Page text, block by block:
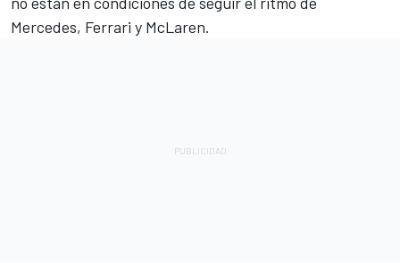
Mercedes, Ferrari y McLaren.